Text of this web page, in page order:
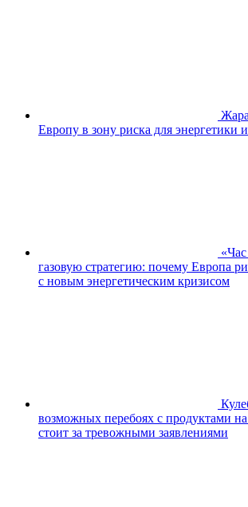
Европу в зону риска для энергетики
газовую стратегию: почему Европа
с новым энергетическим кризисом
возможных перебоях с продуктами
стоит за тревожными заявлениями